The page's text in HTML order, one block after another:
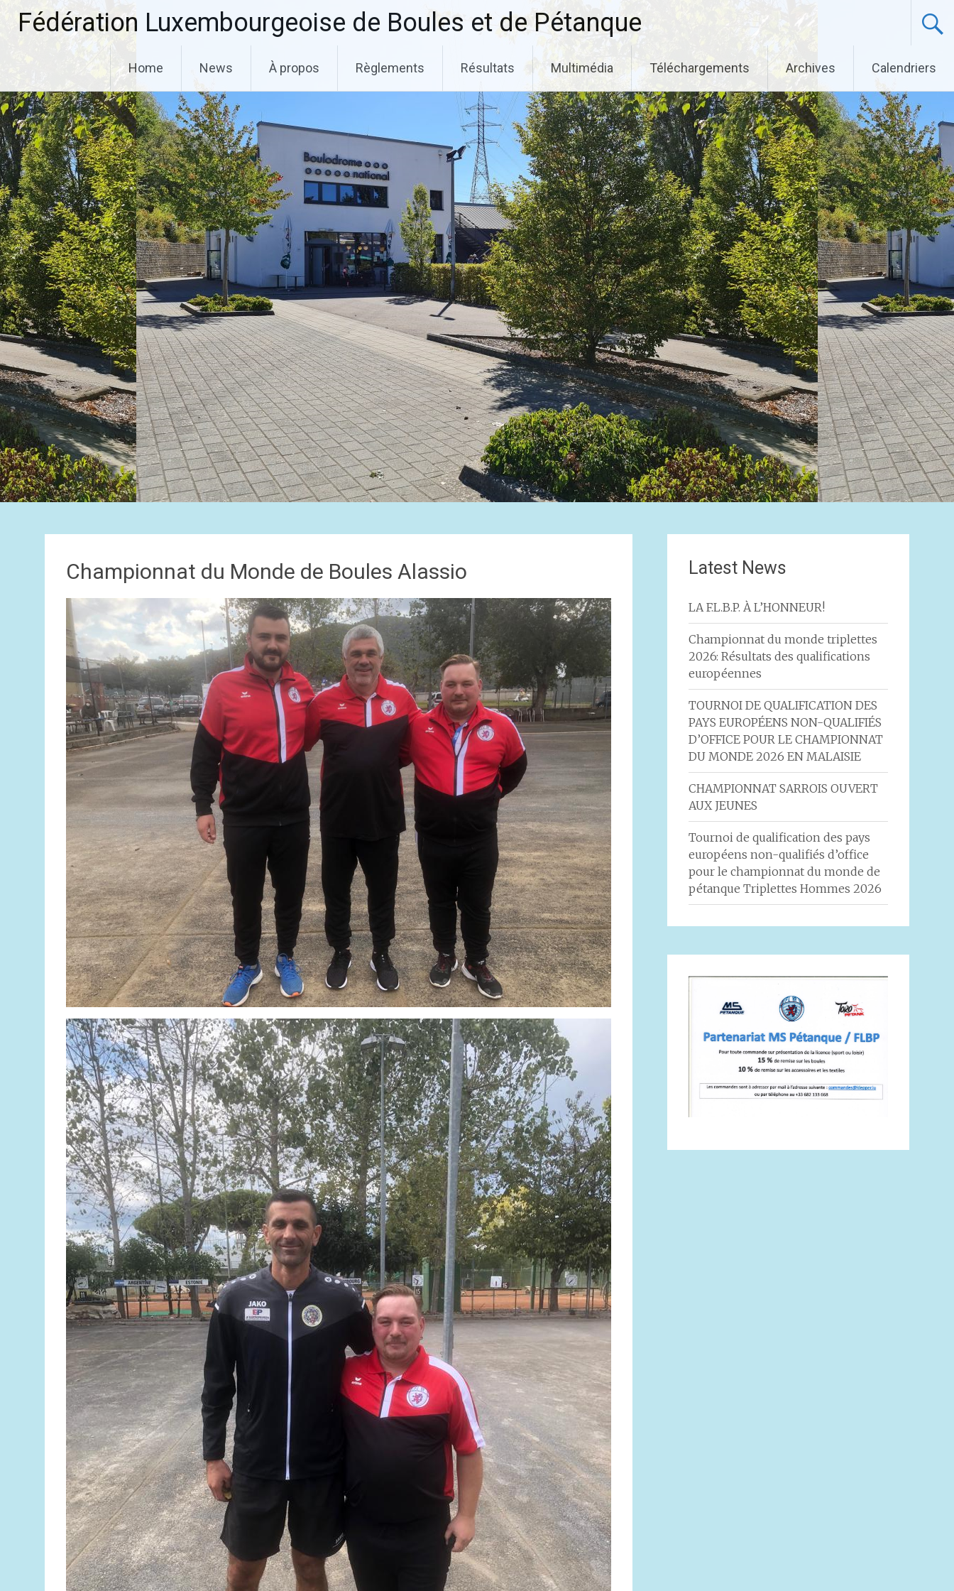
Fédération Luxembourgeoise de Boules et de Pétanque
Home News À propos Règlements Résultats Multimédia Téléchargements Archives Calendriers
Championnat du Monde de Boules Alassio Latest News
LA F.L.B.P. À L’HONNEUR!
Championnat du monde triplettes
2026: Résultats des qualifications
européennes
TOURNOI DE QUALIFICATION DES
PAYS EUROPÉENS NON-QUALIFIÉS
D’OFFICE POUR LE CHAMPIONNAT
DU MONDE 2026 EN MALAISIE
CHAMPIONNAT SARROIS OUVERT
AUX JEUNES
Tournoi de qualification des pays
européens non-qualifiés d’office
pour le championnat du monde de
pétanque Triplettes Hommes 2026